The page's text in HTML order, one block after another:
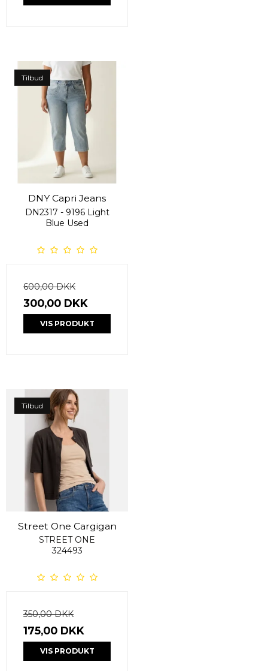
Tilbud
DNY Capri Jeans
DN2317 - 9196 Light
Blue Used
600,00 DKK
300,00 DKK
VIS PRODUKT
Tilbud
Street One Cargigan
STREET ONE
324493
350,00 DKK
175,00 DKK
VIS PRODUKT